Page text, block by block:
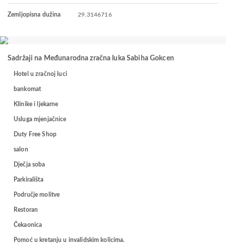
Zemljopisna dužina 29.3146716
Sadržaji na Međunarodna zračna luka Sabiha Gokcen
Hotel u zračnoj luci
bankomat
Klinike i ljekarne
Usluga mjenjačnice
Duty Free Shop
salon
Dječja soba
Parkirališta
Područje molitve
Restoran
Čekaonica
Pomoć u kretanju u invalidskim kolicima.